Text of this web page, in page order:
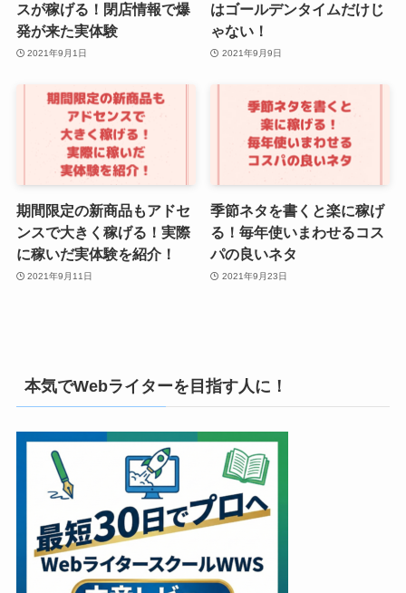
スが稼げる！閉店情報で爆
発が来た実体験
2021年9月1日
はゴールデンタイムだけじ
ゃない！
2021年9月9日
期間限定の新商品もアドセ
ンスで大きく稼げる！実際
に稼いだ実体験を紹介！
2021年9月11日
季節ネタを書くと楽に稼げ
る！毎年使いまわせるコス
パの良いネタ
2021年9月23日
本気でWebライターを目指す人に！